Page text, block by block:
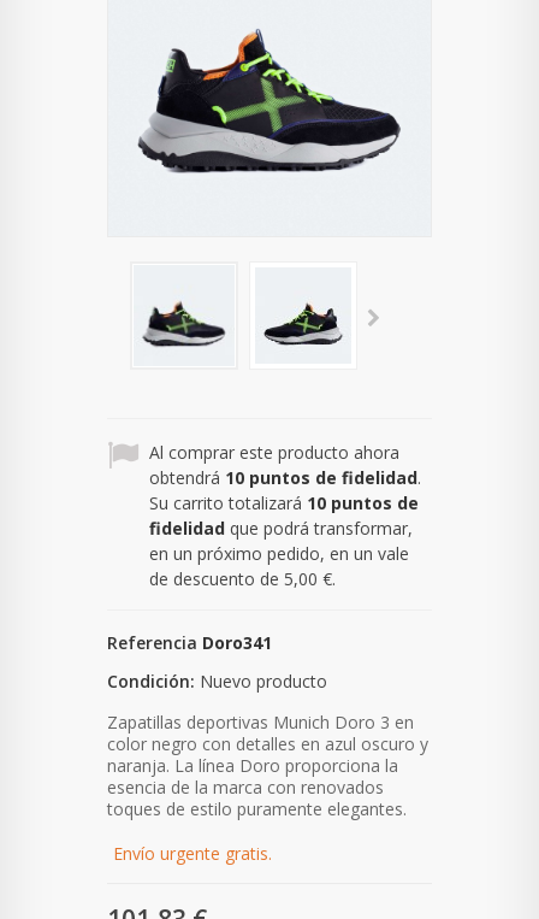
Al comprar este producto ahora
obtendrá 10 puntos de fidelidad.
Su carrito totalizará 10 puntos de
fidelidad que podrá transformar,
en un próximo pedido, en un vale
de descuento de 5,00 €.
Referencia Doro341
Condición: Nuevo producto
Zapatillas deportivas Munich Doro 3 en
color negro con detalles en azul oscuro y
naranja. La línea Doro proporciona la
esencia de la marca con renovados
toques de estilo puramente elegantes.
Envío urgente gratis.